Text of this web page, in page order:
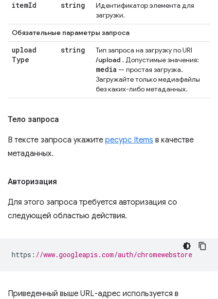
itemId string
Идентификатор элемента для
загрузки.
Обязательные параметры запроса
upload
Type
string
Тип запроса на загрузку по URI
/upload . Допустимые значения:
media — простая загрузка.
Загружайте только медиафайлы
без каких-либо метаданных.
Тело запроса
В тексте запроса укажите ресурс Items в качестве
метаданных.
Авторизация
Для этого запроса требуется авторизация со
следующей областью действия.
https : //www.googleapis.com/auth/chromewebstore
Приведенный выше URL-адрес используется в